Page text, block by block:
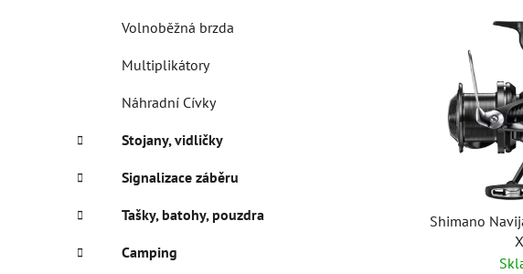
Volnoběžná brzda
Multiplikátory
Náhradní Cívky
Stojany, vidličky
Signalizace záběru
Tašky, batohy, pouzdra
Camping
Shimano